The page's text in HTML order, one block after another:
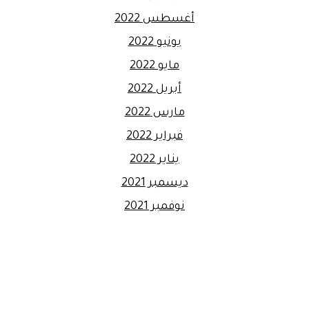
أغسطس 2022
يونيو 2022
مايو 2022
أبريل 2022
مارس 2022
فبراير 2022
يناير 2022
ديسمبر 2021
نوفمبر 2021